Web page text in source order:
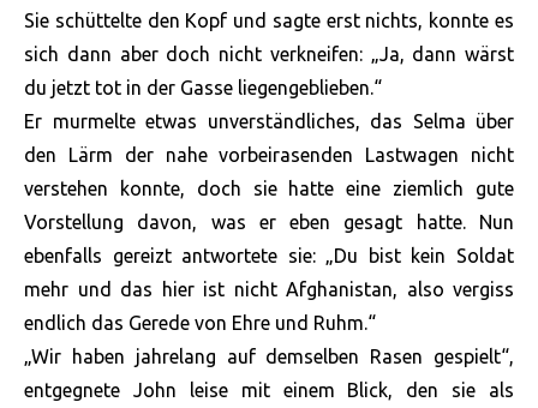
Sie schüttelte den Kopf und sagte erst nichts, konnte es
sich dann aber doch nicht verkneifen: „Ja, dann wärst
du jetzt tot in der Gasse liegengeblieben.“
Er murmelte etwas unverständliches, das Selma über
den Lärm der nahe vorbeirasenden Lastwagen nicht
verstehen konnte, doch sie hatte eine ziemlich gute
Vorstellung davon, was er eben gesagt hatte. Nun
ebenfalls gereizt antwortete sie: „Du bist kein Soldat
mehr und das hier ist nicht Afghanistan, also vergiss
endlich das Gerede von Ehre und Ruhm.“
„Wir haben jahrelang auf demselben Rasen gespielt“,
entgegnete John leise mit einem Blick, den sie als